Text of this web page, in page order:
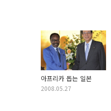
아프리카 돕는 일본
2008.05.27